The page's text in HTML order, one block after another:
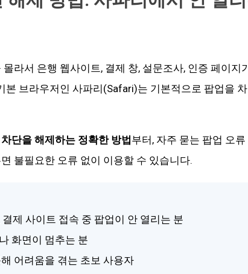
몰라서 은행 웹사이트, 결제 창, 설문조사, 인증 페이지
본 브라우저인 사파리(Safari)는 기본적으로 팝업을
단을 해제하는 정확한 방법부터, 자주 묻는 팝업 오
불필요한 오류 없이 이용할 수 있습니다.
제 사이트 접속 중 팝업이 안 열리는 분
화면이 멈추는 분
어려움을 겪는 초보 사용자